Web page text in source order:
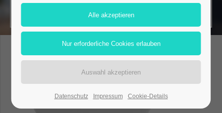
MERKZETTEL (0)
Datenschutz Impressum Cookie-Details